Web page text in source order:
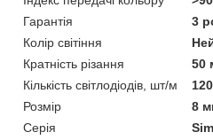
Гарантія
3
Колір світіння
Кратність різання
50
Кількість світлодіодів, шт/м
120
Розмір
8
Серія